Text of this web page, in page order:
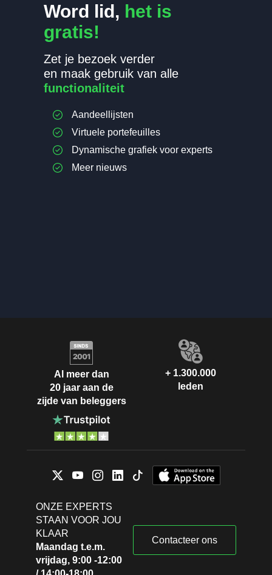
Word lid, het is
gratis!
Zet je bezoek verder
en maak gebruik van alle
functionaliteit
Aandeellijsten
Virtuele portefeuilles
Dynamische grafiek voor experts
Meer nieuws
Al meer dan
20 jaar aan de
zijde van beleggers
+ 1.300.000
leden
ONZE EXPERTS
STAAN VOOR JOU
KLAAR
Maandag t.e.m.
vrijdag, 9:00 -12:00
Contacteer ons